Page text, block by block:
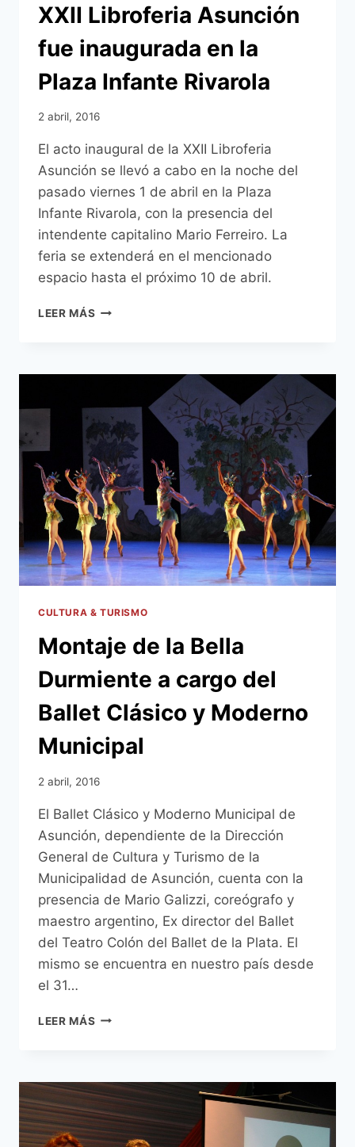
XXII Libroferia Asunción
fue inaugurada en la
Plaza Infante Rivarola
2 abril, 2016
El acto inaugural de la XXII Libroferia
Asunción se llevó a cabo en la noche del
pasado viernes 1 de abril en la Plaza
Infante Rivarola, con la presencia del
intendente capitalino Mario Ferreiro. La
feria se extenderá en el mencionado
espacio hasta el próximo 10 de abril.
LEER MÁS XXII
INAUGURADA
LA
PLAZA
INFANTE
RIVAROLA
CULTURA & TURISMO
Montaje de la Bella
Durmiente a cargo del
Ballet Clásico y Moderno
Municipal
2 abril, 2016
El Ballet Clásico y Moderno Municipal de
Asunción, dependiente de la Dirección
General de Cultura y Turismo de la
Municipalidad de Asunción, cuenta con la
presencia de Mario Galizzi, coreógrafo y
maestro argentino, Ex director del Ballet
del Teatro Colón del Ballet de la Plata. El
mismo se encuentra en nuestro país desde
el 31…
LEER MÁS MONTAJE
DURMIENTE
A
CARGO
DEL